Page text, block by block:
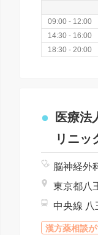
09:00 - 12:00
14:30 - 16:00
18:30 - 20:00
医療法
リニッ
脳神経外
漢方薬相談